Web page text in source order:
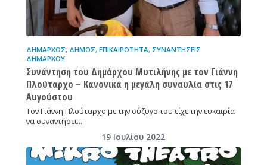
ΔΉΜΑΡΧΟΣ, ΔΉΜΟΣ, ΕΠΙΚΑΙΡΌΤΗΤΑ, ΣΥΝΑΝΤΉΣΕΙΣ
ΔΗΜΆΡΧΟΥ
Συνάντηση του Δημάρχου Μυτιλήνης με τον Γιάννη
Πλούταρχο – Κανονικά η μεγάλη συναυλία στις 17
Αυγούστου
Τον Γιάννη Πλούταρχο με την σύζυγο του είχε την ευκαιρία
να συναντήσει…
19 Ιουλίου 2022